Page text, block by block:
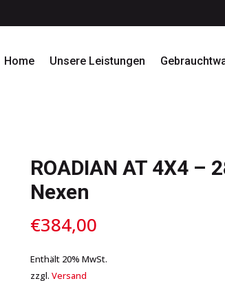
Home Unsere Leistungen
ROADIAN AT 4X4 –
Nexen
€384,00
Enthält 20% MwSt.
zzgl. Versand